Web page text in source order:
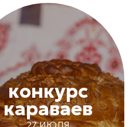
27 ИЮЛЯ
конкурс
караваев